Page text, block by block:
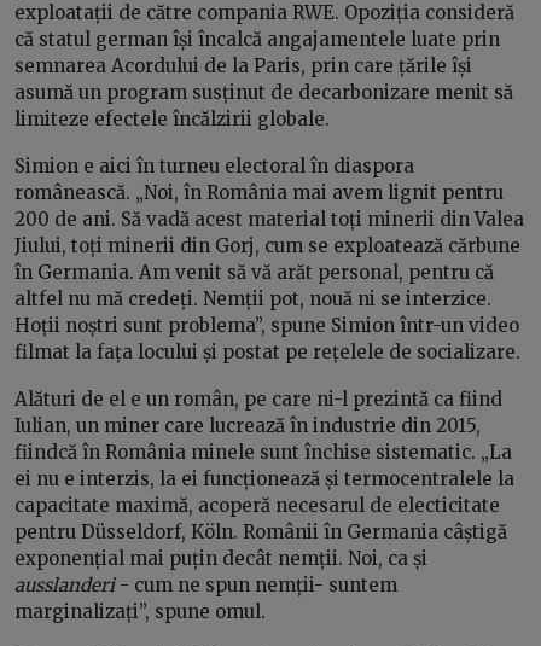
exploatații de către compania RWE. Opoziția consideră
că statul german își încalcă angajamentele luate prin
semnarea Acordului de la Paris, prin care țările își
asumă un program susținut de decarbonizare menit să
limiteze efectele încălzirii globale.
Simion e aici în turneu electoral în diaspora
românească. „Noi, în România mai avem lignit pentru
200 de ani. Să vadă acest material toți minerii din Valea
Jiului, toți minerii din Gorj, cum se exploatează cărbune
în Germania. Am venit să vă arăt personal, pentru că
altfel nu mă credeți. Nemții pot, nouă ni se interzice.
Hoții noștri sunt problema”, spune Simion într-un video
filmat la fața locului și postat pe rețelele de socializare.
Alături de el e un român, pe care ni-l prezintă ca fiind
Iulian, un miner care lucrează în industrie din 2015,
fiindcă în România minele sunt închise sistematic. „La
ei nu e interzis, la ei funcționează și termocentralele la
capacitate maximă, acoperă necesarul de electicitate
pentru Düsseldorf, Köln. Românii în Germania câștigă
exponențial mai puțin decât nemții. Noi, ca și
ausslanderi- cum ne spun nemții- suntem
marginalizați”, spune omul.